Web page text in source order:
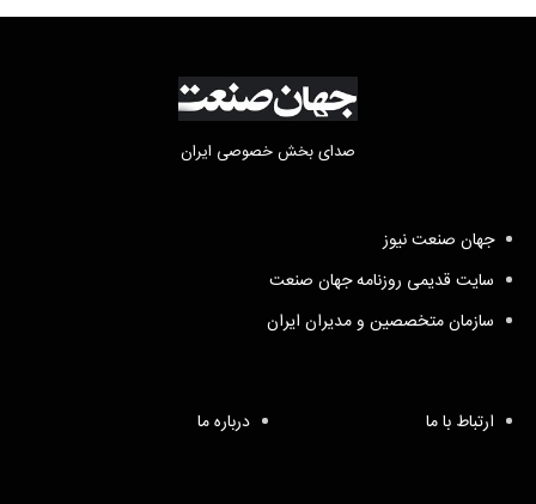
صدای بخش خصوصی ایران
جهان صنعت نیوز
سایت قدیمی روزنامه جهان صنعت
سازمان متخصصین و مدیران ایران
ارتباط با ما درباره ما